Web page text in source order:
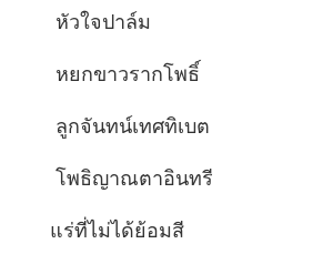
หัวใจปาล์ม
หยกขาวรากโพธิ์
ลูกจันทน์เทศทิเบต
โพธิญาณตาอินทรี
แร่ที่ไม่ได้ย้อมสี